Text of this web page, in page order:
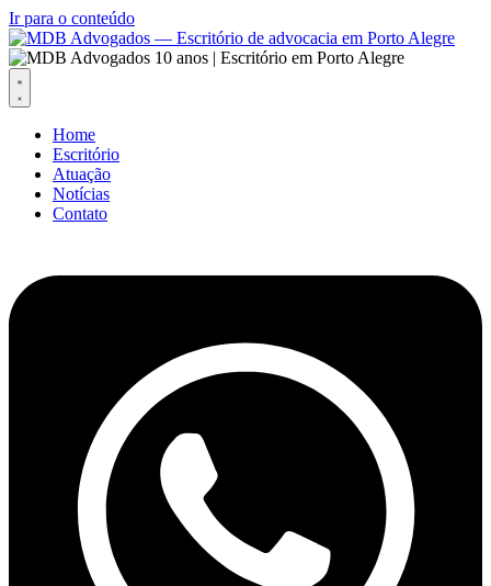
Ir para o conteúdo
Home
Escritório
Atuação
Notícias
Contato